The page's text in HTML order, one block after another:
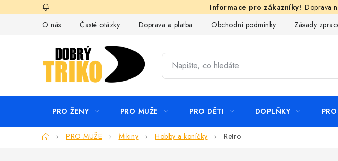
na
Doprava
O nás
Časté otázky Doprava a platba Obchodní podmínky Zásady
PRO ŽENY PRO MUŽE PRO DĚTI DOPLŇKY
DomůPRO MUŽE Mikiny Hobby a koníčky Retro